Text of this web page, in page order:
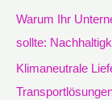
Warum Ihr
sollte:
Klimaneutrale